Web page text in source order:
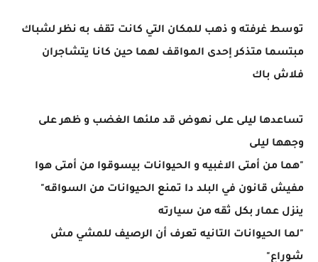
توسط غرفته و ذهب للمكان التي كانت تقف به نظر لشباك
مبتسما متذكر إحدى المواقف لهما حين كانا يتشاجران
فلاش باك
تساعدها ليلى على نهوض قد ملئها الغضب و ظهر على
وجهها ليلى
"هما من أمتى الاغبيه و الحيوانات بيسوقوا من أمتى هوا
مفيش قانون في البلد دا تمنع الحيوانات من السواقه"
ينزل عمار بكل ثقه من سيارته
"لما الحيوانات التانيه تعرف أن الرصيف للمشي مش
شوراع"